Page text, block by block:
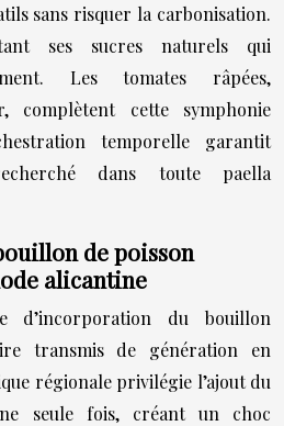
sans risquer la carbonisation.
ses sucres naturels qui
Les tomates râpées,
complètent cette symphonie
temporelle garantit
dans toute paella
de poisson
alicantine
d’incorporation du bouillon
transmis de génération en
régionale privilégie l’ajout du
seule fois, créant un choc